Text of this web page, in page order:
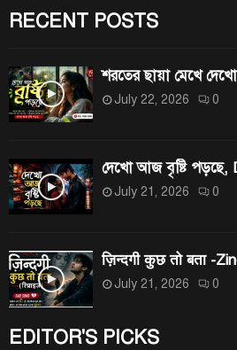
r
:
RECENT POSTS
শরতের ছায়া মেখে
July 22, 2026 0
দেখো আজ বৃষ্টি পড়ছে,
July 21, 2026 0
ज़िन्दगी कुछ तो बता -
July 21, 2026 0
EDITOR'S PICKS